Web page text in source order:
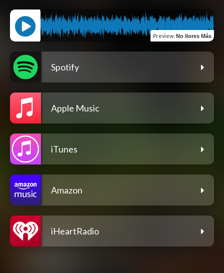
Preview: No llores Más
Spotify
Apple Music
iTunes
Amazon
iHeartRadio